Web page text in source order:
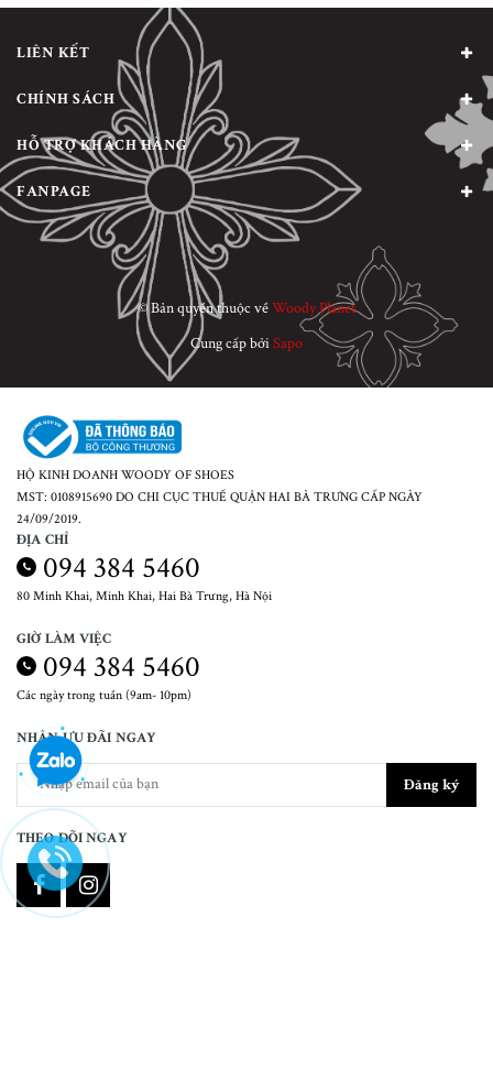
LIÊN KẾT
CHÍNH SÁCH
HỖ TRỢ KHÁCH HÀNG
FANPAGE
© Bản quyền thuộc vềWoody Planet
Cung cấp bởiSapo
HỘ KINH DOANH WOODY OF SHOES
MST: 0108915690 DO CHI CỤC THUẾ QUẬN HAI BÀ TRƯNG CẤP NGÀY
24/09/2019.
ĐỊA CHỈ
094 384 5460
80 Minh Khai, Minh Khai, Hai Bà Trưng, Hà Nội
GIỜ LÀM VIỆC
094 384 5460
Các ngày trong tuần (9am- 10pm)
NHẬN ƯU ĐÃI NGAY
Đăng ký
THEO DÕI NGAY